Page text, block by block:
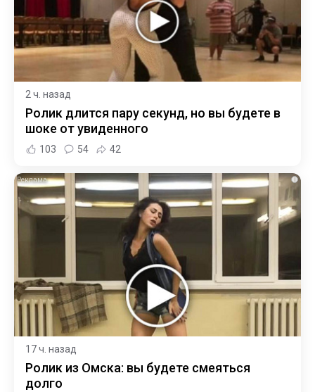
2 ч. назад
Ролик длится пару секунд, но вы будете в
шоке от увиденного
103 54 42
i
17 ч. назад
Ролик из Омска: вы будете смеяться
долго